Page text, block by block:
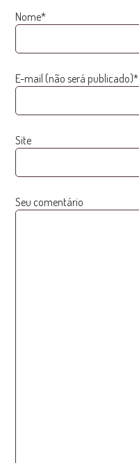
Nome*
E-mail (não será publicado)*
Site
Seu comentário